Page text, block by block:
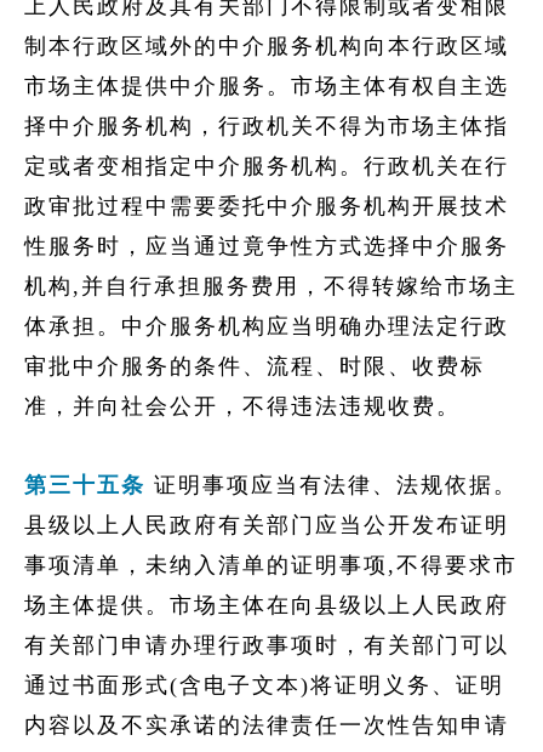
上人民政府及其有关部门不得限制或者变相限
制本行政区域外的中介服务机构向本行政区域
市场主体提供中介服务。市场主体有权自主选
择中介服务机构，行政机关不得为市场主体指
定或者变相指定中介服务机构。行政机关在行
政审批过程中需要委托中介服务机构开展技术
性服务时，应当通过竟争性方式选择中介服务
机构,并自行承担服务费用，不得转嫁给市场主
体承担。中介服务机构应当明确办理法定行政
审批中介服务的条件、流程、时限、收费标
准，并向社会公开，不得违法违规收费。
第三十五条 证明事项应当有法律、法规依据。
县级以上人民政府有关部门应当公开发布证明
事项清单，未纳入清单的证明事项,不得要求市
场主体提供。市场主体在向县级以上人民政府
有关部门申请办理行政事项时，有关部门可以
通过书面形式(含电子文本)将证明义务、证明
内容以及不实承诺的法律责任一次性告知申请